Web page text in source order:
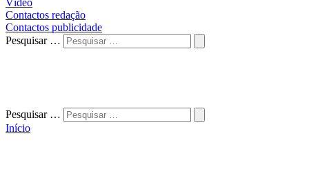
Contactos redação
Contactos publicidade
Pesquisar …
Pesquisar …
Início